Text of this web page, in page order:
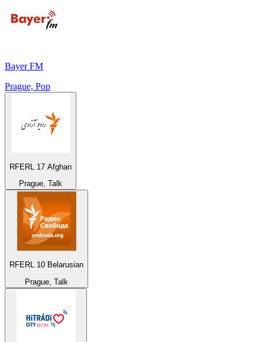
Bayer FM
Prague, Pop
RFERL 17 Afghan
Prague, Talk
RFERL 10 Belarusian
Prague, Talk